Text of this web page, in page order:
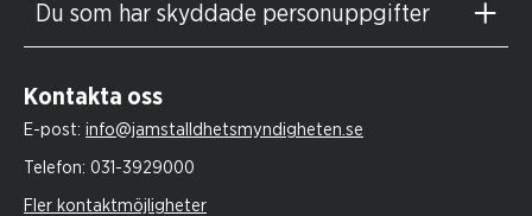
Du som har skyddade personuppgifter
Kontakta oss
E-post: info@jamstalldhetsmyndigheten.se
Telefon: 031-3929000
Fler kontaktmöjligheter